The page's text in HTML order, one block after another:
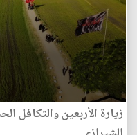
زيارة الأربعين والتكافل